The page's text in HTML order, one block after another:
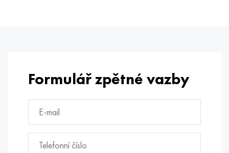
Formulář zpětné vazby